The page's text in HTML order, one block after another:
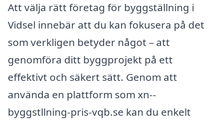
Att välja rätt företag för byggställning i
Vidsel innebär att du kan fokusera på det
som verkligen betyder något – att
genomföra ditt byggprojekt på ett
effektivt och säkert sätt. Genom att
använda en plattform som xn--
byggstllning-pris-vqb.se kan du enkelt